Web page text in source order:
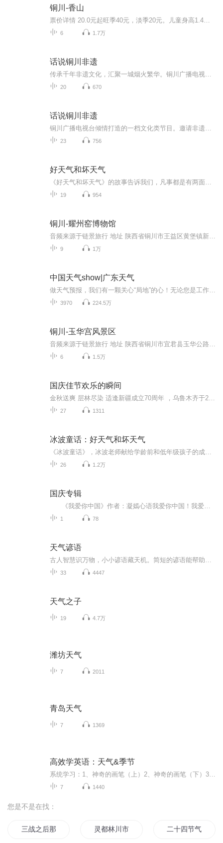
铜川-香山
6 1.7万
话说铜川非遗
20 670
话说铜川非遗
23 756
好天气和坏天气
19 954
铜川-耀州窑博物馆
9 1万
中国天气show|广东天气
3970 224.5万
铜川-玉华宫风景区
6 1.5万
国庆佳节欢乐的瞬间
27 1311
冰波童话：好天气和坏天气
26 1.2万
国庆专辑
1 78
天气谚语
33 4447
天气之子
19 4.7万
潍坊天气
7 2011
青岛天气
7 1369
高效学英语：天气&季节
7 1440
您是不是在找：
三战之后那青铜剑上 灵都林川市 二十四节气战纪